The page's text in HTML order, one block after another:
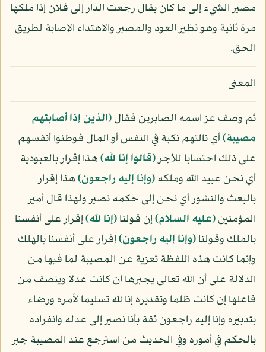
مصير الشيء إلى ما كان يقال رجعت الدار إلى فلان إذا ملكها
مرة ثانية وهو نظير العود والمصير والاهتداء الإصابة لطريق
الحق.
المعنى
ثم وصف عز اسمه الصابرين فقال﴿الذين إذا أصابتهم
مصيبة﴾أي نالتهم نكبة في النفس أو المال فوطنوا أنفسهم
على ذلك احتسابا للأجر﴿قالوا إنا لله﴾هذا إقرار بالعبودية
أي نحن عبيد الله وملكه﴿وإنا إليه راجعون﴾هذا إقرار
بالبعث والنشور أي نحن إلى حكمه نصير ولهذا قال أمير
المؤمنين(عليه السلام)إن قولنا﴿إنا لله﴾إقرار على أنفسنا
بالملك وقولنا﴿وإنا إليه راجعون﴾إقرار على أنفسنا بالهلك
وإنما كانت هذه اللفظة تعزية عن المصيبة لما فيها من
الدلالة على أن الله تعالى يجبرها إن كانت عدلا وينصف من
فاعلها إن كانت ظلما وتقديره إنا لله تسليما لأمره ورضاء
بتدبيره وإنا إليه راجعون ثقة بأنا نصير إلى عدله وانفراده
بالحكم في أموره وفي الحديث من استرجع عند المصيبة جبر